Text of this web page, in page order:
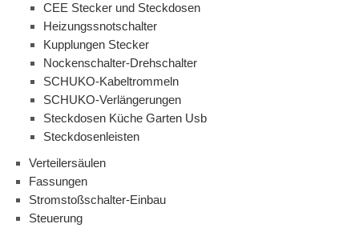
CEE Stecker und Steckdosen
Heizungssnotschalter
Kupplungen Stecker
Nockenschalter-Drehschalter
SCHUKO-Kabeltrommeln
SCHUKO-Verlängerungen
Steckdosen Küche Garten Usb
Steckdosenleisten
Verteilersäulen
Fassungen
Stromstoßschalter-Einbau
Steuerung